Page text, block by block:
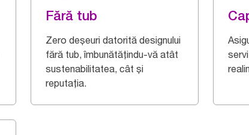
Fără tub
Zero deșeuri datorită designului
fără tub, îmbunătățindu-vă atât
sustenabilitatea, cât și
reputația.